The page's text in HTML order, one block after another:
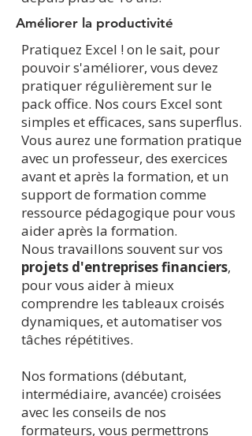
Améliorer la productivité
Pratiquez Excel ! on le sait, pour
pouvoir s'améliorer, vous devez
pratiquer régulièrement sur le
pack office. Nos cours Excel sont
simples et efficaces, sans superflus.
Vous aurez une formation pratique
avec un professeur, des exercices
avant et après la formation, et un
support de formation comme
ressource pédagogique pour vous
aider après la formation.
Nous travaillons souvent sur vos
projets d'entreprises financiers,
pour vous aider à mieux
comprendre les tableaux croisés
dynamiques, et automatiser vos
tâches répétitives.
Nos formations (débutant,
intermédiaire, avancée) croisées
avec les conseils de nos
formateurs, vous permettrons